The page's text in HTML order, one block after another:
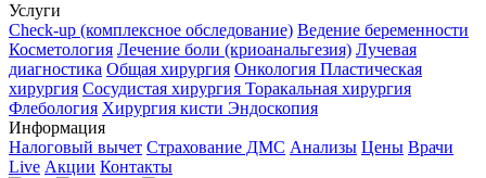
Услуги
Check-up (комплексное обследование) Ведение беременности
Косметология Лечение боли (криоанальгезия) Лучевая
диагностика Общая хирургия Онкология Пластическая
хирургия Сосудистая хирургия Торакальная хирургия
Флебология Хирургия кисти Эндоскопия
Информация
Налоговый вычет Страхование ДМС Анализы Цены Врачи
Live Акции Контакты